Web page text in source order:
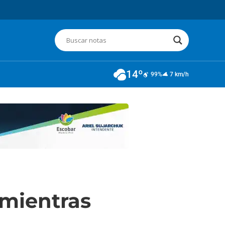
14º 99% 7 km/h